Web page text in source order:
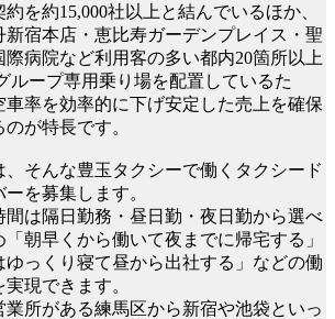
約を約15,000社以上と結んでいるほか、
新宿本店・恵比寿ガーデンプレイス・聖
際病院など利用客の多い都内20箇所以上
ループ専用乗り場を配置しているた
車率を効率的に下げ安定した売上を確保
のが特長です。
、そんな豊玉タクシーで働くタクシード
ーを募集します。
間は隔日勤務・昼日勤・夜日勤から選べ
「朝早くから働いて夜までに帰宅する」
ゆっくり寝て昼から出社する」などの働
実現できます。
業所がある練馬区から新宿や池袋といっ